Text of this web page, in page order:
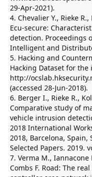
29-Apr-2021).
4. Chevalier Y., Rieke
Ecu-secure:
detection. Proceedings
Intelligent and
5. Hacking and
Hacking Dataset for
http://
(accessed 28-Jun-2018).
6. Berger I., Rieke R.,
Comparative study of
vehicle intrusion
2018 International
2018, Barcelona, Spain,
Selected Papers. 2019.
7. Verma M., Iannacone
Combs F. Road: The